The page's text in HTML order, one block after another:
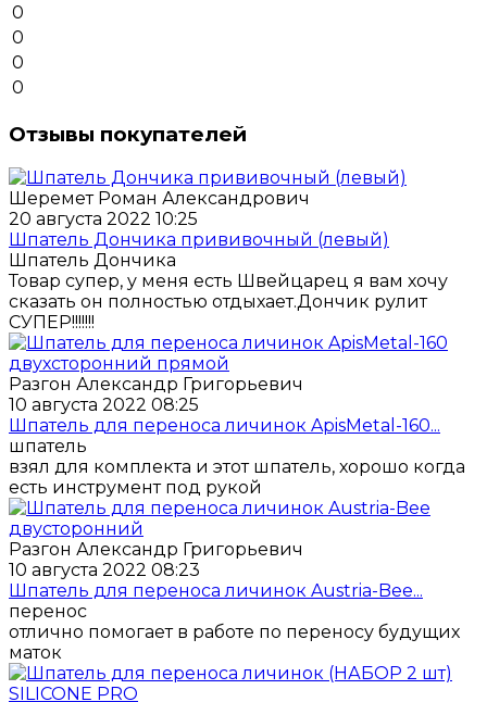
0
0
0
0
Отзывы покупателей
Шеремет Роман Александрович
20 августа 2022 10:25
Шпатель Дончика прививочный (левый)
Шпатель Дончика
Товар супер, у меня есть Швейцарец я вам хочу
сказать он полностью отдыхает.Дончик рулит
СУПЕР!!!!!!!
Разгон Александр Григорьевич
10 августа 2022 08:25
Шпатель для переноса личинок ApisMetal-160...
шпатель
взял для комплекта и этот шпатель, хорошо когда
есть инструмент под рукой
Разгон Александр Григорьевич
10 августа 2022 08:23
Шпатель для переноса личинок Austria-Bee...
перенос
отлично помогает в работе по переносу будущих
маток